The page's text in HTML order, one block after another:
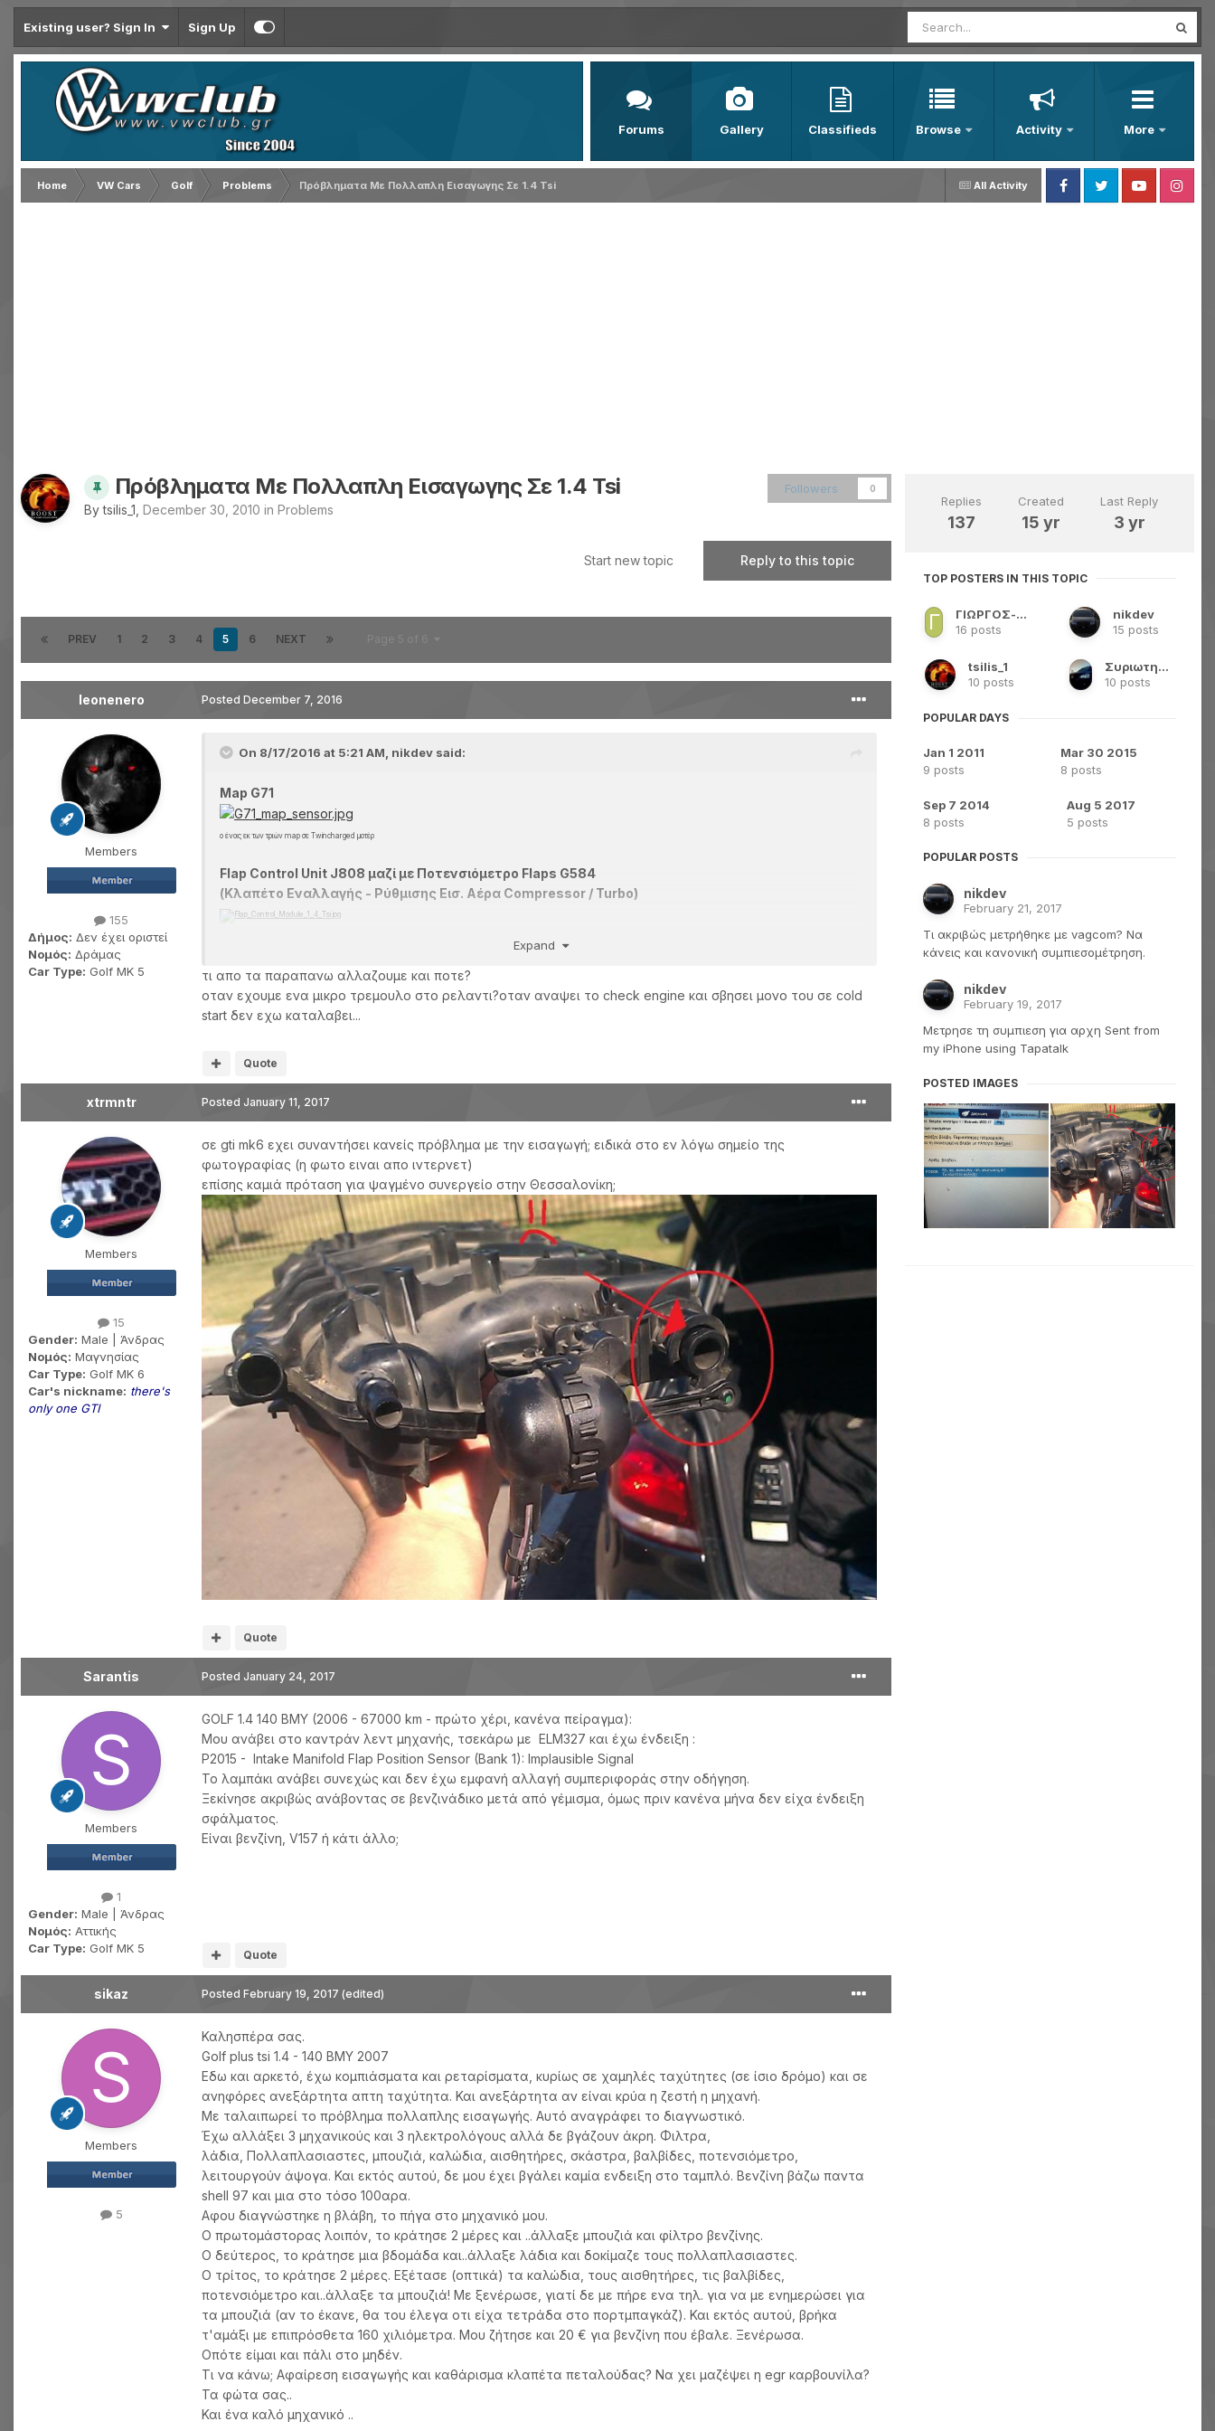
Existing user? Sign In Sign Up
Forums Gallery Classifieds Browse Activity More
All Activity
Home VW Cars Golf Problems
Πρόβληματα Με Πολλαπλη Εισαγωγης Σε 1.4 Tsi
FacebookTwitter YoutubeInstagram
Followers 0
Πρόβληματα Με Πολλαπλη Εισαγωγης Σε 1.4 Tsi
Bytsilis_1, December 30, 2010 in Problems
Reply to this topic
Start new topic
PREV 1 2 3 4 5 6 NEXT
leonenero
Members
155
Δήμος: Δεν έχει οριστεί
Νομός: Δράμας
Car Type: Golf MK 5
Posted December 7, 2016
On 8/17/2016 at 5:21 AM, nikdev said:
Map G71
ο ένας εκ των τριών map σε Twincharged μοτέρ
Flap Control Unit J808 μαζί με Ποτενσιόμετρο Flaps G584
(Κλαπέτο Εναλλαγής - Ρύθμισης Εισ. Αέρα Compressor / Turbo)
Ποτενσιόμετρο G336 Ρύθμισης Flaps (Κλαπέτων) Πολλαπλής Εισαγωγής
Σένσορας Air Flow Βαλβίδα N316 Πολλαπλής Εισαγωγής
Expand
τι απο τα παραπανω αλλαζουμε και ποτε?
οταν εχουμε ενα μικρο τρεμουλο στο ρελαντι?οταν αναψει το check engine και σβησει μονο του σε cold
start δεν εχω καταλαβει...
Quote
xtrmntr
Members
15
Gender: Male | Άνδρας
Νομός: Μαγνησίας
Car Type: Golf MK 6
Car's nickname: there's
only one GTI
Posted January 11, 2017
σε gti mk6 εχει συναντήσει κανείς πρόβλημα με την εισαγωγή; ειδικά στο εν λόγω σημείο της
φωτογραφίας (η φωτο ειναι απο ιντερνετ)
επίσης καμιά πρόταση για ψαγμένο συνεργείο στην Θεσσαλονίκη;
Quote
Sarantis
Members
1
Gender: Male | Άνδρας
Νομός: Αττικής
Car Type: Golf MK 5
Posted January 24, 2017
GOLF 1.4 140 BMY (2006 - 67000 km - πρώτο χέρι, κανένα πείραγμα):
Μου ανάβει στο καντράν λεντ μηχανής, τσεκάρω με ELM327 και έχω ένδειξη :
P2015 - Intake Manifold Flap Position Sensor (Bank 1): Implausible Signal
Το λαμπάκι ανάβει συνεχώς και δεν έχω εμφανή αλλαγή συμπεριφοράς στην οδήγηση.
Ξεκίνησε ακριβώς ανάβοντας σε βενζινάδικο μετά από γέμισμα, όμως πριν κανένα μήνα δεν είχα ένδειξη
σφάλματος.
Είναι βενζίνη, V157 ή κάτι άλλο;
Quote
sikaz
Members
5
Posted February 19, 2017 (edited)
Καλησπέρα σας.
Golf plus tsi 1.4 - 140 BMY 2007
Εδω και αρκετό, έχω κομπιάσματα και ρεταρίσματα, κυρίως σε χαμηλές ταχύτητες (σε ίσιο δρόμο) και σε
ανηφόρες ανεξάρτητα απτη ταχύτητα. Και ανεξάρτητα αν είναι κρύα η ζεστή η μηχανή.
Με ταλαιπωρεί το πρόβλημα πολλαπλης εισαγωγής. Αυτό αναγράφει το διαγνωστικό.
Έχω αλλάξει 3 μηχανικούς και 3 ηλεκτρολόγους αλλά δε βγάζουν άκρη. Φιλτρα,
λάδια, Πολλαπλασιαστες, μπουζιά, καλώδια, αισθητήρες, σκάστρα, βαλβίδες, ποτενσιόμετρο,
λειτουργούν άψογα. Και εκτός αυτού, δε μου έχει βγάλει καμία ενδειξη στο ταμπλό. Βενζίνη βάζω παντα
shell 97 και μια στο τόσο 100αρα.
Αφου διαγνώστηκε η βλάβη, το πήγα στο μηχανικό μου.
Ο πρωτομάστορας λοιπόν, το κράτησε 2 μέρες και ..άλλαξε μπουζιά και φίλτρο βενζίνης.
Ο δεύτερος, το κράτησε μια βδομάδα και..άλλαξε λάδια και δοκίμαζε τους πολλαπλασιαστες.
Ο τρίτος, το κράτησε 2 μέρες. Εξέτασε (οπτικά) τα καλώδια, τους αισθητήρες, τις βαλβίδες,
ποτενσιόμετρο και..άλλαξε τα μπουζιά! Με ξενέρωσε, γιατί δε με πήρε ενα τηλ. για να με ενημερώσει για
τα μπουζιά (αν το έκανε, θα του έλεγα οτι είχα τετράδα στο πορτμπαγκάζ). Και εκτός αυτού, βρήκα
τ'αμάξι με επιπρόσθετα 160 χιλιόμετρα. Μου ζήτησε και 20 € για βενζίνη που έβαλε. Ξενέρωσα.
Οπότε είμαι και πάλι στο μηδέν.
Τι να κάνω; Αφαίρεση εισαγωγής και καθάρισμα κλαπέτα πεταλούδας? Να χει μαζέψει η egr καρβουνίλα?
Τα φώτα σας..
Και ένα καλό μηχανικό ..
Replies
137
Created
15 yr
Last Reply
3 yr
TOP POSTERS IN THIS TOPIC
ΓΙΩΡΓΟΣ-VAGARIOUS
16 posts
nikdev
15 posts
tsilis_1
10 posts
Συριωτης Νικος
10 posts
POPULAR DAYS
Jan 1 2011
9 posts
Mar 30 2015
8 posts
Sep 7 2014
8 posts
Aug 5 2017
5 posts
POPULAR POSTS
nikdev
February 21, 2017
Τι ακριβώς μετρήθηκε με vagcom? Να
κάνεις και κανονική συμπιεσομέτρηση.
nikdev
February 19, 2017
Μετρησε τη συμπιεση για αρχη Sent from
my iPhone using Tapatalk
POSTED IMAGES